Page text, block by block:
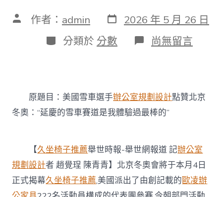
文 作者： admin 發
表
日
期
2026 年 5 月 26 日
分
類
分類於 分數 在
〈美
選
手
點
贊
冬
奧：
“延
慶
的
尚無留言
原題目：美國雪車選手辦公室規劃設計點贊北京
冬奧：“延慶的雪車賽道是我體驗過最棒的”
【久坐椅子推薦舉世時報-舉世網報道 記辦公室
規劃設計者 趙覺珵 陳青青】北京冬奧會將于本月4日
正式揭幕久坐椅子推薦,美國派出了由創記載的歐凌辦